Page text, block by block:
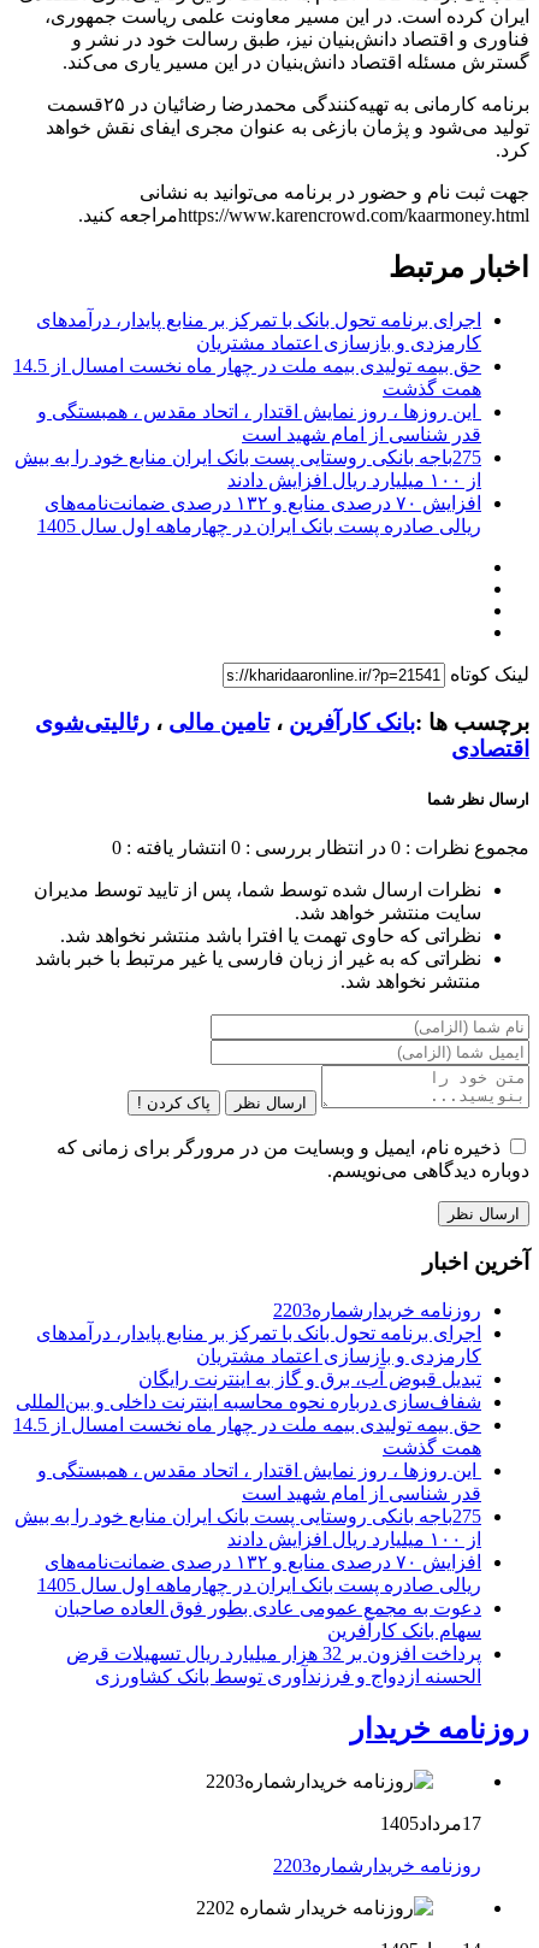
ایران کرده است. در این مسیر معاونت علمی ریاست جمهوری،
فناوری و اقتصاد دانش‌بنیان نیز، طبق رسالت خود در نشر و
گسترش مسئله اقتصاد دانش‌بنیان در این مسیر یاری می‌کند.
برنامه کارمانی به تهیه‌‌کنندگی محمدرضا رضائیان در ۲۵قسمت
تولید می‌شود و پژمان بازغی به عنوان مجری ایفای نقش خواهد
کرد.
جهت ثبت نام و حضور در برنامه می‌توانید به نشانی
https://www.karencrowd.com/kaarmoney.htmlمراجعه کنید.
اخبار مرتبط
اجرای برنامه تحول بانک با تمرکز بر منابع پایدار، درآمدهای
کارمزدی و بازسازی اعتماد مشتریان
حق بیمه تولیدی بیمه ملت در چهار ماه نخست امسال از 14.5
همت گذشت
این روزها ، روز نمایش اقتدار ، اتحاد مقدس ، همبستگی و
قدر شناسی از امام شهید است
275باجه بانکی روستایی پست بانک ایران منابع خود را به بیش
از ۱۰۰ میلیارد ریال افزایش دادند
افزایش ۷۰ درصدی منابع و ۱۳۲ درصدی ضمانت‌نامه‌های
ریالی صادره پست بانک ایران در چهارماهه اول سال 1405
لینک کوتاه
برچسب ها :بانک کارآفرین ،تامین مالی ، رئالیتی‌شوی
اقتصادی
ارسال نظر شما
مجموع نظرات : 0 در انتظار بررسی : 0 انتشار یافته : 0
نظرات ارسال شده توسط شما، پس از تایید توسط مدیران
سایت منتشر خواهد شد.
نظراتی که حاوی تهمت یا افترا باشد منتشر نخواهد شد.
نظراتی که به غیر از زبان فارسی یا غیر مرتبط با خبر باشد
منتشر نخواهد شد.
ارسال نظر پاک کردن !
ذخیره نام، ایمیل و وبسایت من در مرورگر برای زمانی که
دوباره دیدگاهی می‌نویسم.
آخرین اخبار
روزنامه خریدارشماره2203
اجرای برنامه تحول بانک با تمرکز بر منابع پایدار، درآمدهای
کارمزدی و بازسازی اعتماد مشتریان
تبدیل قبوض آب، برق و گاز به اینترنت رایگان
شفاف‌سازی درباره نحوه محاسبه اینترنت داخلی و بین‌المللی
حق بیمه تولیدی بیمه ملت در چهار ماه نخست امسال از 14.5
همت گذشت
این روزها ، روز نمایش اقتدار ، اتحاد مقدس ، همبستگی و
قدر شناسی از امام شهید است
275باجه بانکی روستایی پست بانک ایران منابع خود را به بیش
از ۱۰۰ میلیارد ریال افزایش دادند
افزایش ۷۰ درصدی منابع و ۱۳۲ درصدی ضمانت‌نامه‌های
ریالی صادره پست بانک ایران در چهارماهه اول سال 1405
دعوت به مجمع عمومی عادی بطور فوق العاده صاحبان
سهام بانک کارآفرین
پرداخت افزون بر 32 هزار میلیارد ریال تسهیلات قرض
الحسنه ازدواج و فرزندآوری توسط بانک کشاورزی
روزنامه خریدار
17مرداد1405
روزنامه خریدارشماره2203